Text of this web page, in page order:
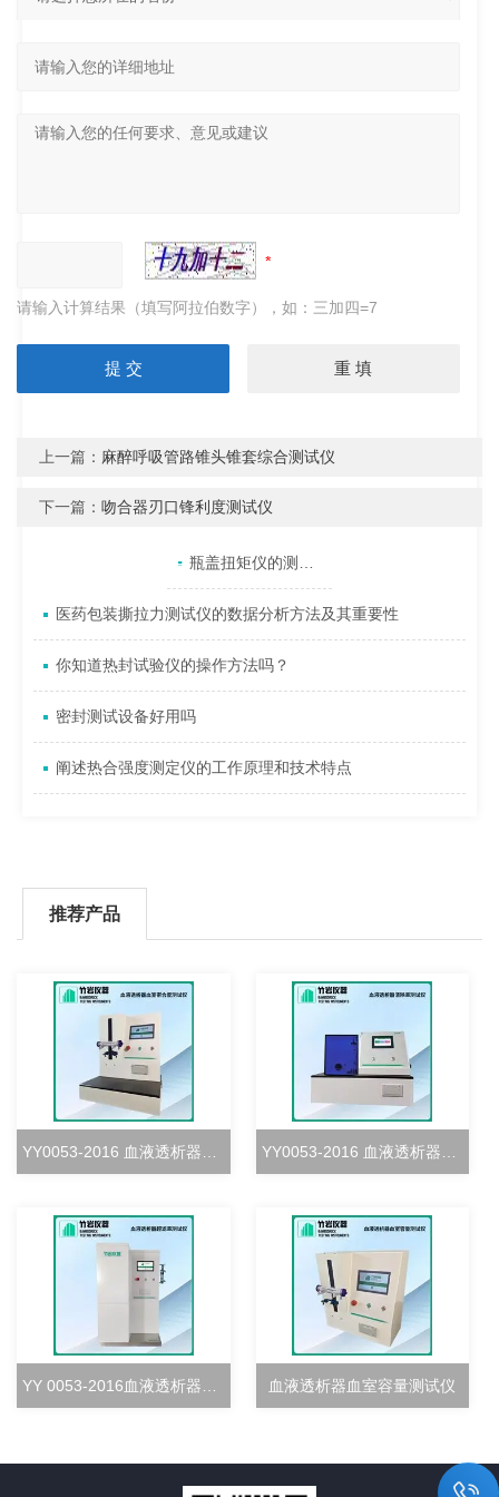
请输入计算结果（填写阿拉伯数字），如：三加四=7
上一篇： 麻醉呼吸管路锥头锥套综合测试仪
下一篇：吻合器刃口锋利度测试仪
相关文章 瓶盖扭矩仪的测试过程和使用注意事项
医药包装撕拉力测试仪的数据分析方法及其重要性
你知道热封试验仪的操作方法吗？
密封测试设备好用吗
阐述热合强度测定仪的工作原理和技术特点
推荐产品
YY0053-2016 血液透析器血室密合度测试仪 YY0053-2016 血液透析器清除率测试仪
YY 0053-2016血液透析器超滤率测试仪 血液透析器血室容量测试仪